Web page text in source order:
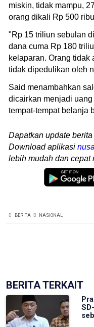
miskin, tidak mampu,
orang dikali Rp 500
"Rp 15 triliun sebulan
dana cuma Rp 180
kelaparan. Orang
tidak dipedulikan oleh
Said menambahkan
dicairkan menjadi
tempat-tempat belanja
Dapatkan update
Download aplikasi
lebih mudah dan cepat
BERITA NASIONAL
BERITA TERKAIT